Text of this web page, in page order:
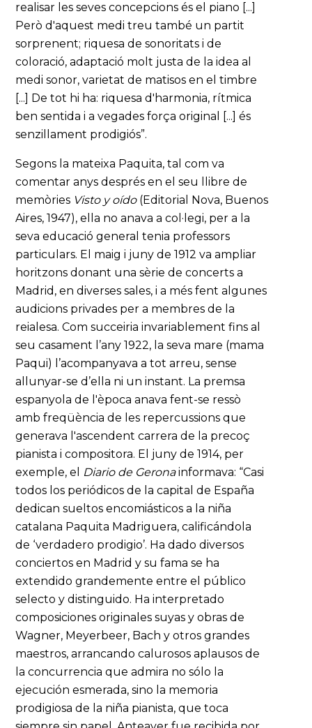
realisar les seves concepcions és el piano [...]
Però d'aquest medi treu també un partit
sorprenent; riquesa de sonoritats i de
coloració, adaptació molt justa de la idea al
medi sonor, varietat de matisos en el timbre
[...] De tot hi ha: riquesa d'harmonia, rítmica
ben sentida i a vegades força original [...] és
senzillament prodigiós”.
Segons la mateixa Paquita, tal com va
comentar anys després en el seu llibre de
memòries Visto y oído(Editorial Nova, Buenos
Aires, 1947), ella no anava a col·legi, per a la
seva educació general tenia professors
particulars. El maig i juny de 1912 va ampliar
horitzons donant una sèrie de concerts a
Madrid, en diverses sales, i a més fent algunes
audicions privades per a membres de la
reialesa. Com succeiria invariablement fins al
seu casament l’any 1922, la seva mare (mama
Paqui) l’acompanyava a tot arreu, sense
allunyar-se d’ella ni un instant. La premsa
espanyola de l'època anava fent-se ressò
amb freqüència de les repercussions que
generava l'ascendent carrera de la precoç
pianista i compositora. El juny de 1914, per
exemple, el Diario de Geronainformava: “Casi
todos los periódicos de la capital de España
dedican sueltos encomiásticos a la niña
catalana Paquita Madriguera, calificándola
de ‘verdadero prodigio’. Ha dado diversos
conciertos en Madrid y su fama se ha
extendido grandemente entre el público
selecto y distinguido. Ha interpretado
composiciones originales suyas y obras de
Wagner, Meyerbeer, Bach y otros grandes
maestros, arrancando calurosos aplausos de
la concurrencia que admira no sólo la
ejecución esmerada, sino la memoria
prodigiosa de la niña pianista, que toca